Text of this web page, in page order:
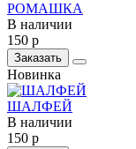
РОМАШКА
В наличии
150 р
Заказать
Новинка
ШАЛФЕЙ
В наличии
150 р